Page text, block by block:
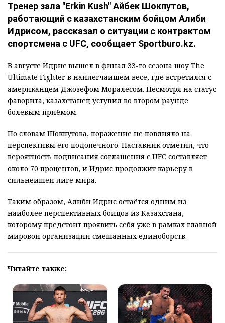
Тренер зала "Erkin Kush" Айбек Шокпутов,
работающий с казахстанским бойцом Алиби
Идрисом, рассказал о ситуации с контрактом
спортсмена с UFC, сообщает Sportburo.kz.
В августе Идрис вышел в финал 33-го сезона шоу The
Ultimate Fighter в наилегчайшем весе, где встретился с
американцем Джозефом Моралесом. Несмотря на статус
фаворита, казахстанец уступил во втором раунде
болевым приёмом.
По словам Шокпутова, поражение не повлияло на
перспективы его подопечного. Наставник отметил, что
вероятность подписания соглашения с UFC составляет
около 70 процентов, и Идрис продолжит карьеру в
сильнейшей лиге мира.
Таким образом, Алиби Идрис остаётся одним из
наиболее перспективных бойцов из Казахстана,
которому предстоит проявить себя уже в рамках главной
мировой организации смешанных единоборств.
Читайте также: